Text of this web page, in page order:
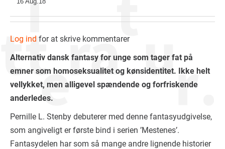
Log ind for at skrive kommentarer
Alternativ dansk fantasy for unge som tager fat på
emner som homoseksualitet og kønsidentitet. Ikke helt
vellykket, men alligevel spændende og forfriskende
anderledes.
Pernille L. Stenby debuterer med denne fantasyudgivelse,
som angiveligt er første bind i serien ’Mestenes’.
Fantasydelen har som så mange andre lignende historier